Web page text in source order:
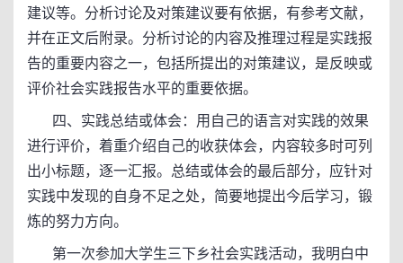
建议等。分析讨论及对策建议要有依据，有参考文献，
并在正文后附录。分析讨论的内容及推理过程是实践报
告的重要内容之一，包括所提出的对策建议，是反映或
评价社会实践报告水平的重要依据。
四、实践总结或体会：用自己的语言对实践的效果
进行评价，着重介绍自己的收获体会，内容较多时可列
出小标题，逐一汇报。总结或体会的最后部分，应针对
实践中发现的自身不足之处，简要地提出今后学习，锻
炼的努力方向。
第一次参加大学生三下乡社会实践活动，我明白中